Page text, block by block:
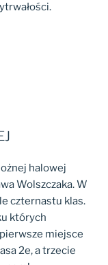
halowej
Wolszczaka. W
czternastu klas.
których
miejsce
2e, a trzecie